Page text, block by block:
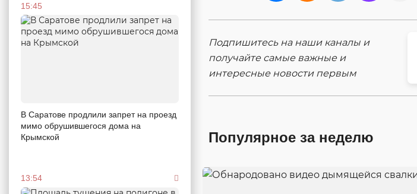
15:45
В Саратове продлили запрет на проезд
мимо обрушившегося дома на
Крымской
13:54
Подпишитесь на наши каналы и
получайте самые важные и
интересные новости первым
Популярное за неделю